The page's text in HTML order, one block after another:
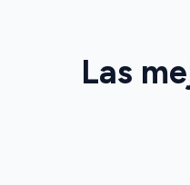
Las